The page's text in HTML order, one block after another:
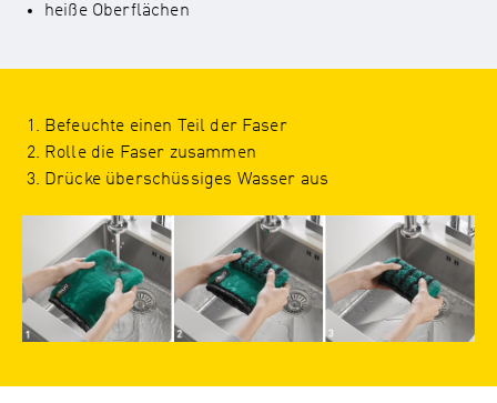
heiße Oberflächen
Befeuchte einen Teil der Faser
Rolle die Faser zusammen
Drücke überschüssiges Wasser aus